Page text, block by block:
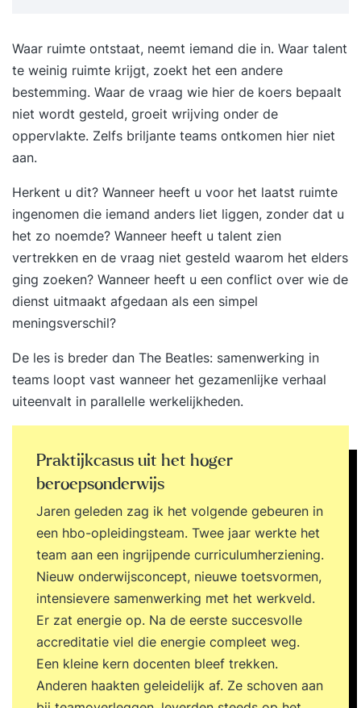
Zelforganisatie & Zelfsturing Training Na twee
dagen in de Zelforganisatie & Zelfsturing
Training... Voel je je zeker om aan de slag te gaan
met zelforganisatie en zelfsturing; Weet je welke
vorm van organiseren het beste bij jouw
organisatie past; Heb je de voordelen van
zelforganisatie en zelfsturing zelf mogen ervaren;
Beschik je over onmisbare kennis van de
randvoorwaarden die nodig zijn om
zelforganisatie en zelfsturing te laten slagen; Kun
je binnen teams heldere rollen definiëren; Ben je
van meerwaarde doordat je nieuwe manieren van
overleggen, samenwerken en besluitvorming
management; Ga je geïnspireerd naar huis met
een doorvertaling van de theorie naar jouw
werksituatie; Ben je in staat anderen mee te
nemen in deze nieuwe manier van denken en
organisatiestructuren. Inhoud Training Dag
1Zelforganisatie en zelfsturing als concept: Hoe
hebben organisaties zich de laatste decennia
ontwikkeld? Hoe draagt zelforganisatie en
zelfsturing bij aan de hedendaagse uitdagingen
waar individuen en organisaties voor staan? De
termen zelforganisatie en zelfsturing worden
vaak door elkaar gebruikt. In de opleiding leer je
de belangrijkste verschillen en
toepassingsmogelijkheden. Zelforganisatie en
zelfsturing slaagt alleen door de onderliggende
Waar ruimte ontstaat, neemt iemand die in. Waar talent
te weinig ruimte krijgt, zoekt het een andere
bestemming. Waar de vraag wie hier de koers bepaalt
niet wordt gesteld, groeit wrijving onder de
oppervlakte. Zelfs briljante teams ontkomen hier niet
aan.
Herkent u dit? Wanneer heeft u voor het laatst ruimte
ingenomen die iemand anders liet liggen, zonder dat u
het zo noemde? Wanneer heeft u talent zien
vertrekken en de vraag niet gesteld waarom het elders
ging zoeken? Wanneer heeft u een conflict over wie de
dienst uitmaakt afgedaan als een simpel
meningsverschil?
De les is breder dan The Beatles: samenwerking in
teams loopt vast wanneer het gezamenlijke verhaal
uiteenvalt in parallelle werkelijkheden.
Praktijkcasus uit het hoger
beroepsonderwijs
Jaren geleden zag ik het volgende gebeuren in
een hbo-opleidingsteam. Twee jaar werkte het
team aan een ingrijpende curriculumherziening.
Nieuw onderwijsconcept, nieuwe toetsvormen,
intensievere samenwerking met het werkveld.
Er zat energie op. Na de eerste succesvolle
accreditatie viel die energie compleet weg.
Een kleine kern docenten bleef trekken.
Anderen haakten geleidelijk af. Ze schoven aan